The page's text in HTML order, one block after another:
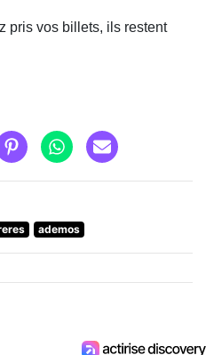
pris vos billets, ils restent
ademos